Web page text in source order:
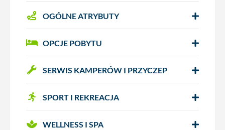
OGÓLNE ATRYBUTY
OPCJE POBYTU
SERWIS KAMPERÓW I PRZYCZEP
SPORT I REKREACJA
WELLNESS I SPA